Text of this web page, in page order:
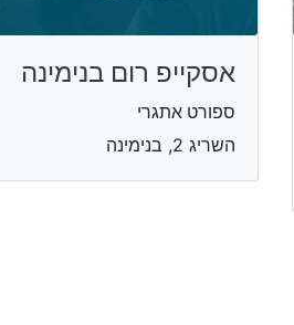
אסקייפ רום בנימינה
ספורט אתגרי
השריג 2, בנימינה